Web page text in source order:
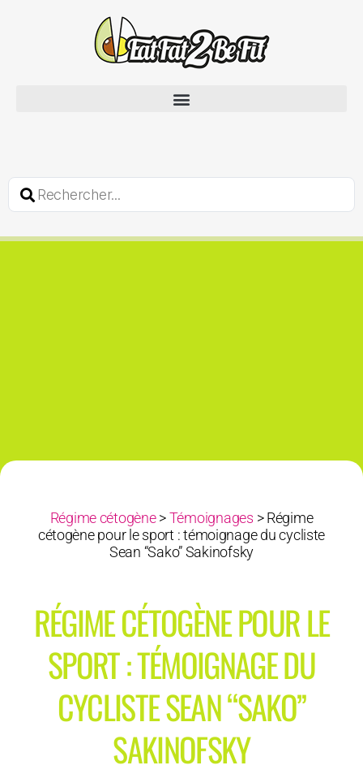
Régime cétogène>Témoignages >Régime
cétogène pour le sport : témoignage du cycliste
Sean “Sako” Sakinofsky
RÉGIME CÉTOGÈNE POUR LE
SPORT : TÉMOIGNAGE DU
CYCLISTE SEAN “SAKO”
SAKINOFSKY